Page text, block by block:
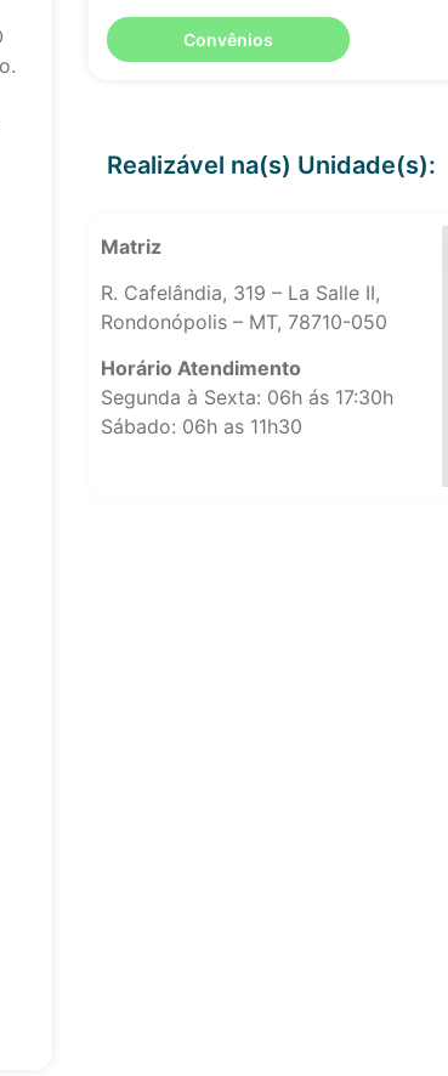
Convênios
Realizável na(s) Unidade(s):
Matriz
R. Cafelândia, 319 – La Salle II,
Rondonópolis – MT, 78710-050
Horário Atendimento
Segunda à Sexta: 06h ás 17:30h
Sábado: 06h as 11h30